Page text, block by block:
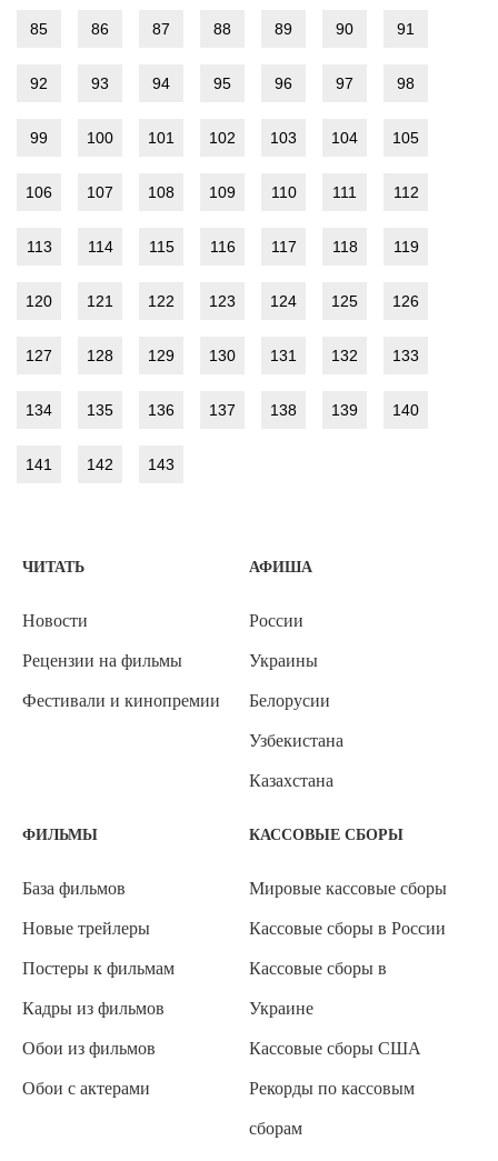
85 86 87 88 89 90 91
92 93 94 95 96 97 98
99 100 101 102 103 104 105
106 107 108 109 110 111 112
113 114 115 116 117 118 119
120 121 122 123 124 125 126
127 128 129 130 131 132 133
134 135 136 137 138 139 140
141 142 143
ЧИТАТЬ
Новости
Рецензии на фильмы
Фестивали и кинопремии
АФИША
России
Украины
Белорусии
Узбекистана
Казахстана
ФИЛЬМЫ
База фильмов
Новые трейлеры
Постеры к фильмам
Кадры из фильмов
Обои из фильмов
Обои с актерами
КАССОВЫЕ СБОРЫ
Мировые кассовые сборы
Кассовые сборы в России
Кассовые сборы в
Украине
Кассовые сборы США
Рекорды по кассовым
сборам